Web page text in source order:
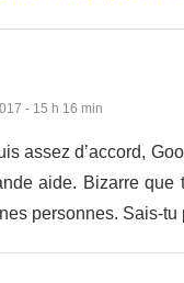
- 15 h 16 min
assez d’accord,
aide. Bizarre que
personnes. Sais-tu